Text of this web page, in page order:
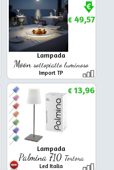
Lampada
Moonsottopiatto luminoso
Import TP
€49,57
Lampada
Palmina 710 Tortora
Led Italia
€13,96